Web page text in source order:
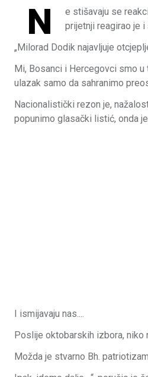
N
e stišavaju se
prijetnji reagirao je
„Milorad Dodik najavljuje
Mi, Bosanci i Hercegovci smo
ulazak samo da sahranimo
Nacionalistički rezon je,
popunimo glasački listić, onda
I ismijavaju nas....
Poslije oktobarskih izbora, niko
Možda je stvarno Bh.